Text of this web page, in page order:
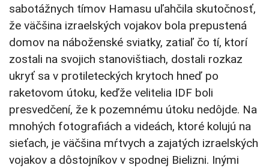
sabotážnych tímov Hamasu uľahčila skutočnosť,
že väčšina izraelských vojakov bola prepustená
domov na náboženské sviatky, zatiaľ čo tí, ktorí
zostali na svojich stanovištiach, dostali rozkaz
ukryť sa v protileteckých krytoch hneď po
raketovom útoku, keďže velitelia IDF boli
presvedčení, že k pozemnému útoku nedôjde. Na
mnohých fotografiách a videách, ktoré kolujú na
sieťach, je väčšina mŕtvych a zajatých izraelských
vojakov a dôstojníkov v spodnej Bielizni. Inými